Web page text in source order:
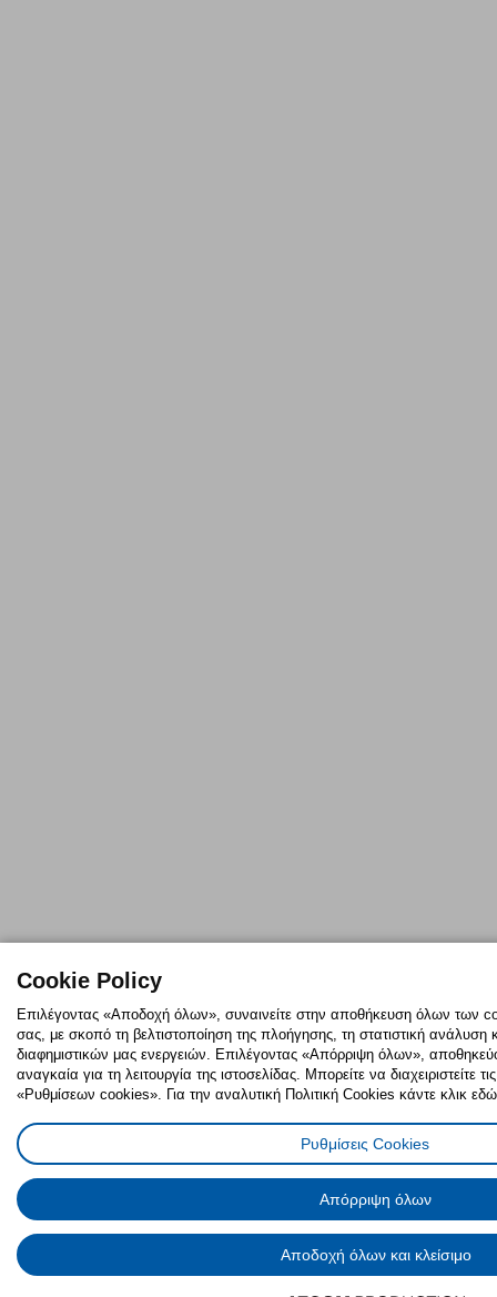
Cookie Policy
Επιλέγοντας «Αποδοχή όλων», συναινείτε στην αποθήκευση όλων των
σας, με σκοπό τη βελτιστοποίηση της πλοήγησης, τη στατιστική ανάλυση
διαφημιστικών μας ενεργειών. Επιλέγοντας «Απόρριψη όλων»,
αναγκαία για τη λειτουργία της ιστοσελίδας. Μπορείτε να διαχειριστείτε
«Ρυθμίσεων cookies». Για την αναλυτική Πολιτική Cookies κάντε κλικ
Ρυθμίσεις Cookies
Απόρριψη όλων
Αποδοχή όλων και κλείσιμο